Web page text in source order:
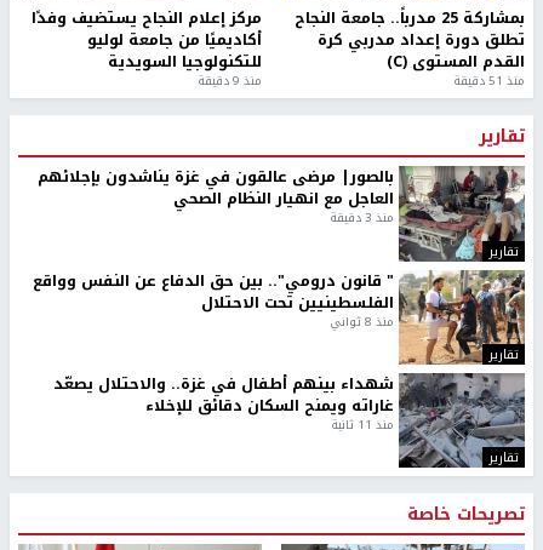
بمشاركة 25 مدرباً.. جامعة النجاح
تطلق دورة إعداد مدربي كرة
القدم المستوى (C)
منذ 51 دقيقة
مركز إعلام النجاح يستضيف وفدًا
أكاديميًا من جامعة لوليو
للتكنولوجيا السويدية
منذ 9 دقيقة
تقارير
تقارير
بالصور| مرضى عالقون في غزة يناشدون بإجلائهم
العاجل مع انهيار النظام الصحي
منذ 3 دقيقة
تقارير
" قانون درومي".. بين حق الدفاع عن النفس وواقع
الفلسطينيين تحت الاحتلال
منذ 8 ثواني
تقارير
شهداء بينهم أطفال في غزة.. والاحتلال يصعّد
غاراته ويمنح السكان دقائق للإخلاء
منذ 11 ثانية
تصريحات خاصة